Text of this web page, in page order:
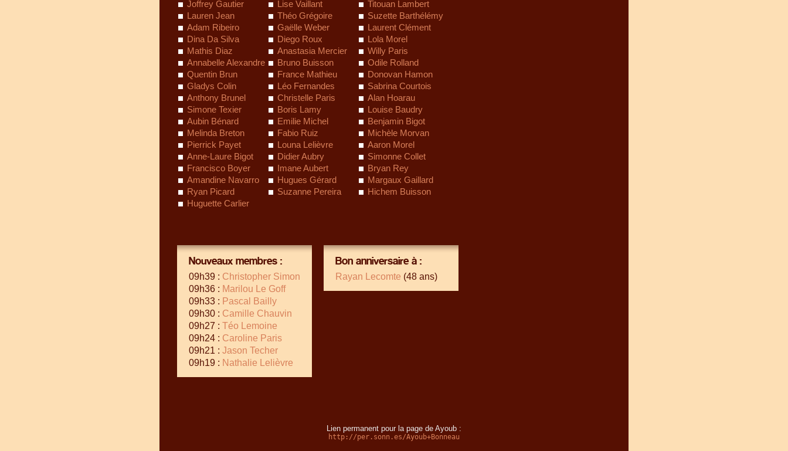
Joffrey Gautier
Lise Vaillant
Titouan Lambert
Lauren Jean
Théo Grégoire
Suzette Barthélémy
Adam Ribeiro
Gaëlle Weber
Laurent Clément
Dina Da Silva
Diego Roux
Lola Morel
Mathis Diaz
Anastasia Mercier
Willy Paris
Annabelle Alexandre
Bruno Buisson
Odile Rolland
Quentin Brun
France Mathieu
Donovan Hamon
Gladys Colin
Léo Fernandes
Sabrina Courtois
Anthony Brunel
Christelle Paris
Alan Hoarau
Simone Texier
Boris Lamy
Louise Baudry
Aubin Bénard
Emilie Michel
Benjamin Bigot
Melinda Breton
Fabio Ruiz
Michèle Morvan
Pierrick Payet
Louna Lelièvre
Aaron Morel
Anne-Laure Bigot
Didier Aubry
Simonne Collet
Francisco Boyer
Imane Aubert
Bryan Rey
Amandine Navarro
Hugues Gérard
Margaux Gaillard
Ryan Picard
Suzanne Pereira
Hichem Buisson
Huguette Carlier
Nouveaux membres :
09h39 : Christopher Simon
09h36 : Marilou Le Goff
09h33 : Pascal Bailly
09h30 : Camille Chauvin
09h27 : Téo Lemoine
09h24 : Caroline Paris
09h21 : Jason Techer
09h19 : Nathalie Lelièvre
Bon anniversaire à :
Rayan Lecomte (48 ans)
Lien permanent pour la page de Ayoub :
http://per.sonn.es/Ayoub+Bonneau